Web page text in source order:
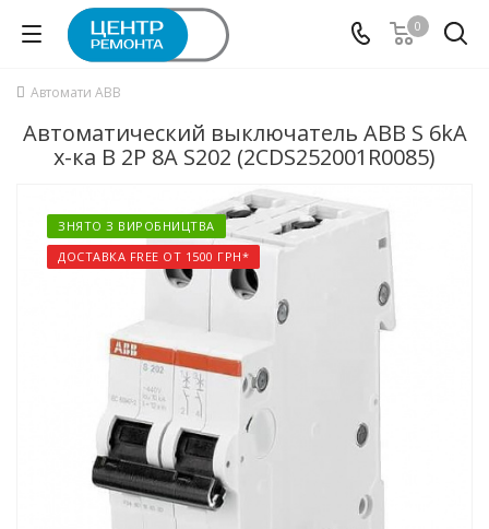
0
Автомати ABB
Автоматический выключатель ABB S 6kA
х-ка B 2P 8А S202 (2CDS252001R0085)
ЗНЯТО З ВИРОБНИЦТВА
ДОСТАВКА FREE ОТ 1500 ГРН*